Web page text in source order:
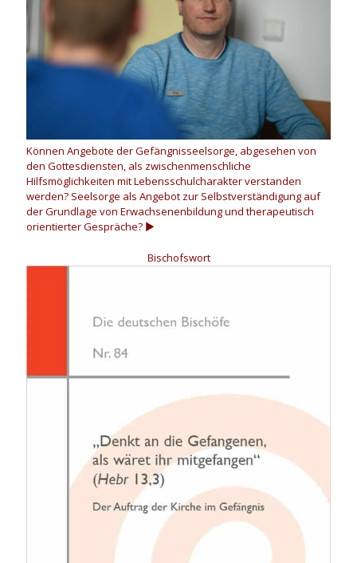
Können Angebote der Gefängnisseelsorge, abgesehen von
den Gottesdiensten, als zwischenmenschliche
Hilfsmöglichkeiten mit Lebensschulcharakter verstanden
werden? Seelsorge als Angebot zur Selbstverständigung auf
der Grundlage von Erwachsenenbildung und therapeutisch
orientierter Gespräche? ▶
Bischofswort